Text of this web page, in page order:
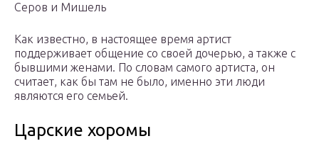
Серов и Мишель
Как известно, в настоящее время артист
поддерживает общение со своей дочерью, а также с
бывшими женами. По словам самого артиста, он
считает, как бы там не было, именно эти люди
являются его семьей.
Царские хоромы